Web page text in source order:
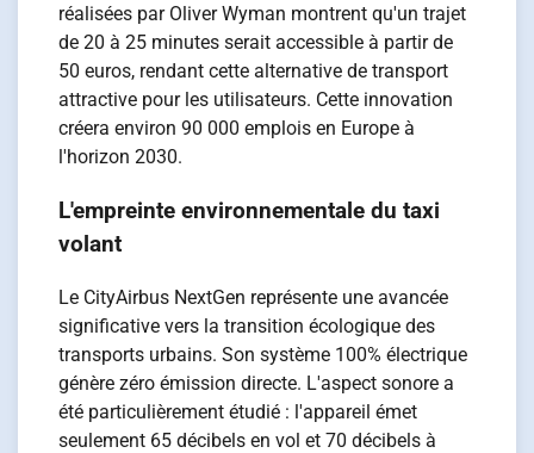
réalisées par Oliver Wyman montrent qu'un trajet
de 20 à 25 minutes serait accessible à partir de
50 euros, rendant cette alternative de transport
attractive pour les utilisateurs. Cette innovation
créera environ 90 000 emplois en Europe à
l'horizon 2030.
L'empreinte environnementale du taxi
volant
Le CityAirbus NextGen représente une avancée
significative vers la transition écologique des
transports urbains. Son système 100% électrique
génère zéro émission directe. L'aspect sonore a
été particulièrement étudié : l'appareil émet
seulement 65 décibels en vol et 70 décibels à